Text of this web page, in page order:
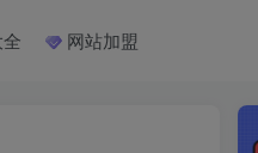
网站加盟